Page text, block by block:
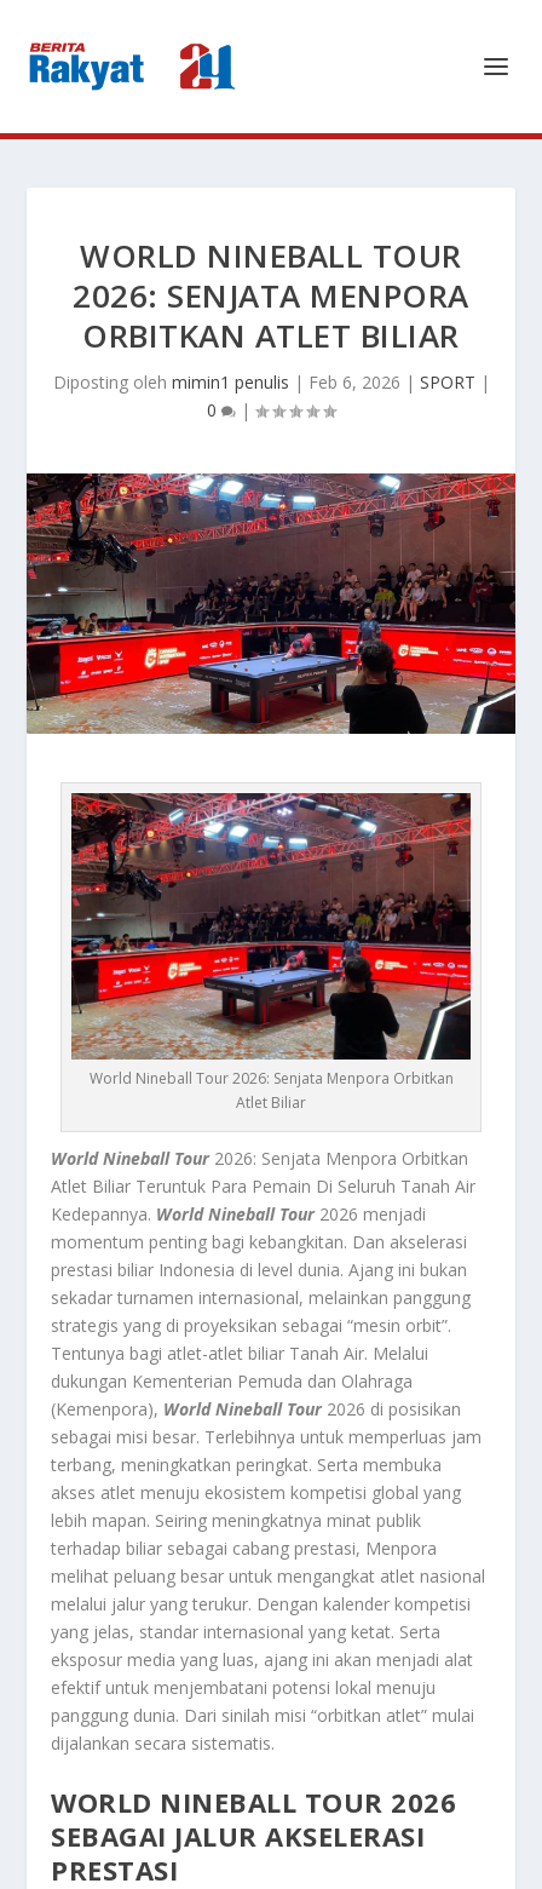
WORLD NINEBALL TOUR
2026: SENJATA MENPORA
ORBITKAN ATLET BILIAR
Diposting oleh mimin1 penulis | Feb 6, 2026 | SPORT |
0
|
World Nineball Tour 2026: Senjata Menpora Orbitkan
Atlet Biliar
World Nineball Tour2026: Senjata Menpora Orbitkan
Atlet Biliar Teruntuk Para Pemain Di Seluruh Tanah Air
Kedepannya. World Nineball Tour2026 menjadi
momentum penting bagi kebangkitan. Dan akselerasi
prestasi biliar Indonesia di level dunia. Ajang ini bukan
sekadar turnamen internasional, melainkan panggung
strategis yang di proyeksikan sebagai “mesin orbit”.
Tentunya bagi atlet-atlet biliar Tanah Air. Melalui
dukungan Kementerian Pemuda dan Olahraga
(Kemenpora), World Nineball Tour2026 di posisikan
sebagai misi besar. Terlebihnya untuk memperluas jam
terbang, meningkatkan peringkat. Serta membuka
akses atlet menuju ekosistem kompetisi global yang
lebih mapan. Seiring meningkatnya minat publik
terhadap biliar sebagai cabang prestasi, Menpora
melihat peluang besar untuk mengangkat atlet nasional
melalui jalur yang terukur. Dengan kalender kompetisi
yang jelas, standar internasional yang ketat. Serta
eksposur media yang luas, ajang ini akan menjadi alat
efektif untuk menjembatani potensi lokal menuju
panggung dunia. Dari sinilah misi “orbitkan atlet” mulai
dijalankan secara sistematis.
WORLD NINEBALL TOUR 2026
SEBAGAI JALUR AKSELERASI
PRESTASI